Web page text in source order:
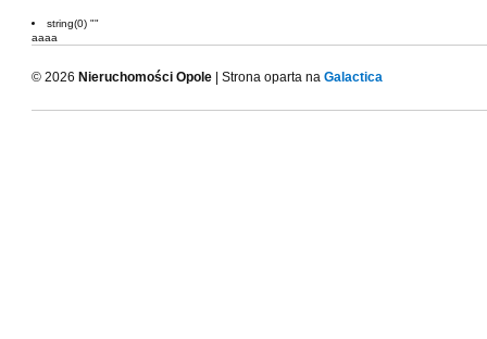
string(0) ""
aaaa
© 2026 Nieruchomości Opole | Strona oparta na Galactica